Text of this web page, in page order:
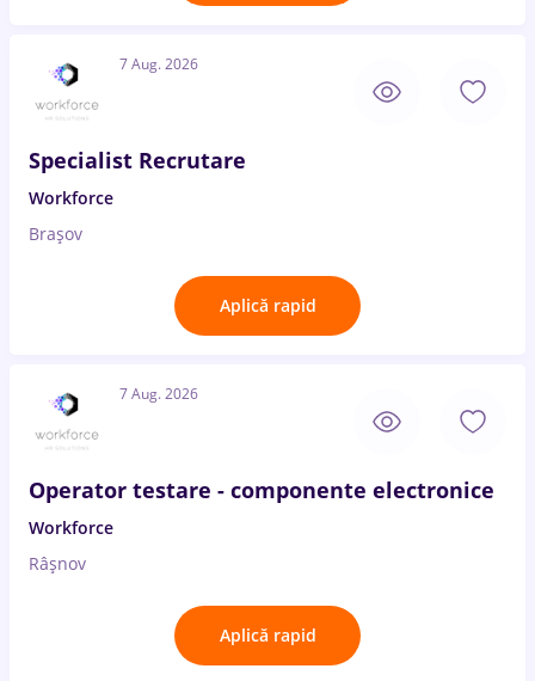
7 Aug. 2026
Specialist Recrutare
Workforce
Brașov
Aplică rapid
7 Aug. 2026
Operator testare - componente electronice
Workforce
Râșnov
Aplică rapid